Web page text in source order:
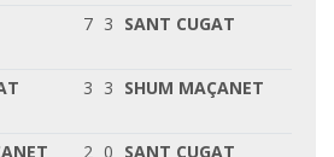
7 3 SANT CUGAT
3 3 SHUM MAÇANET
2 0 SANT CUGAT